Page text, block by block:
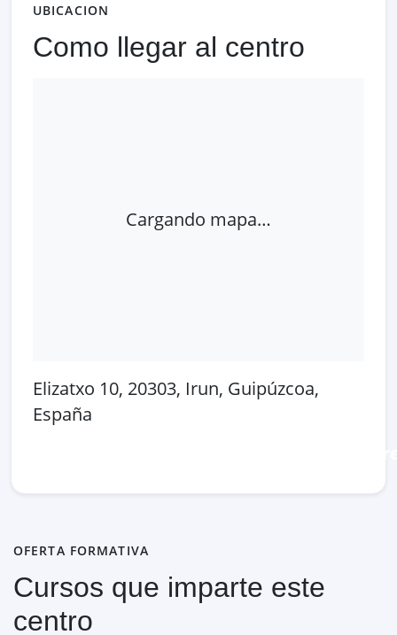
UBICACION
Como llegar al centro
Cargando mapa…
Elizatxo 10, 20303, Irun, Guipúzcoa,
España
OFERTA FORMATIVA
Cursos que imparte este
centro